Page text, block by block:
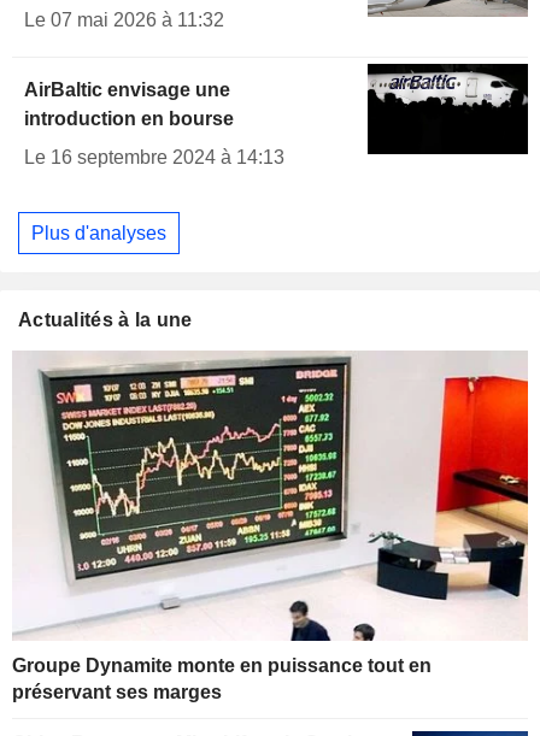
Le 07 mai 2026 à 11:32
AirBaltic envisage une
introduction en bourse
Le 16 septembre 2024 à 14:13
Plus d'analyses
Actualités à la une
Groupe Dynamite monte en puissance tout en
préservant ses marges